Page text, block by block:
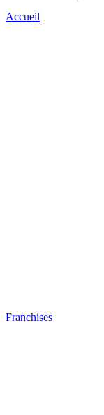
Accueil
Franchises